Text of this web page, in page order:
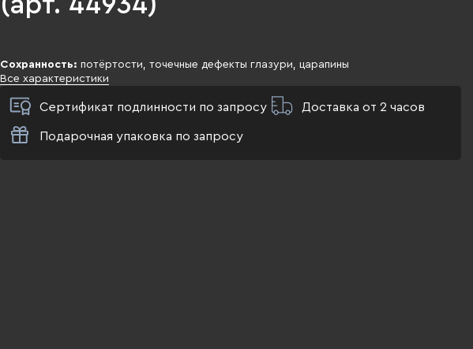
Сохранность: потёртости, точечные дефекты глазури, царапины
Все характеристики
Сертификат подлинности по запросу Доставка от 2 часов
Подарочная упаковка по запросу